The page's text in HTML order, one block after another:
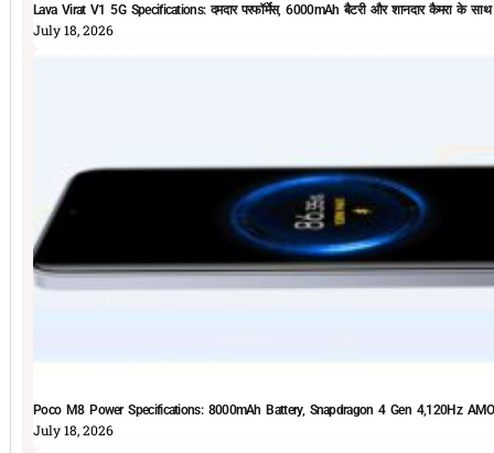
Lava Virat V1 5G Specifications: दमदार परफॉर्मेस, 6000mAh बैटरी और शानदार कैमरा के
July 18, 2026
Poco M8 Power Specifications: 8000mAh Battery, Snapdragon 4 Gen 4,120Hz
July 18, 2026